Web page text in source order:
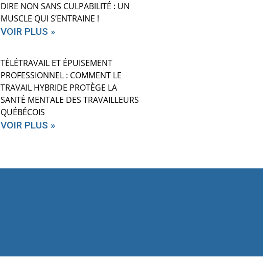
DIRE NON SANS CULPABILITÉ : UN
MUSCLE QUI S’ENTRAINE !
VOIR PLUS »
TÉLÉTRAVAIL ET ÉPUISEMENT
PROFESSIONNEL : COMMENT LE
TRAVAIL HYBRIDE PROTÈGE LA
SANTÉ MENTALE DES TRAVAILLEURS
QUÉBÉCOIS
VOIR PLUS »